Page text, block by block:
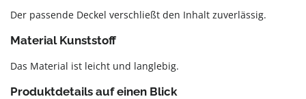
Der passende Deckel verschließt den Inhalt zuverlässig.
Material Kunststoff
Das Material ist leicht und langlebig.
Produktdetails auf einen Blick